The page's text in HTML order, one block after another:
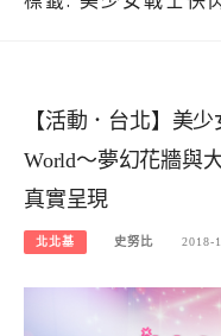
【活動．台北】美
World～夢幻花牆與
真實呈現
北北基 史努比 2018-